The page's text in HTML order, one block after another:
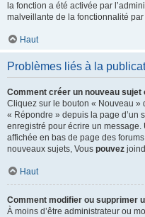
la fonction a été activée par
malveillante de la fonctionnalité
Haut
Problèmes liés à la
Comment créer un nouveau sujet
Cliquez sur le bouton « Nouveau »
« Répondre » depuis la page d’un
enregistré pour écrire un
affichée en bas de page des
nouveaux sujets, Vous pouvez
Haut
Comment modifier ou supprimer
À moins d’être administrateur ou